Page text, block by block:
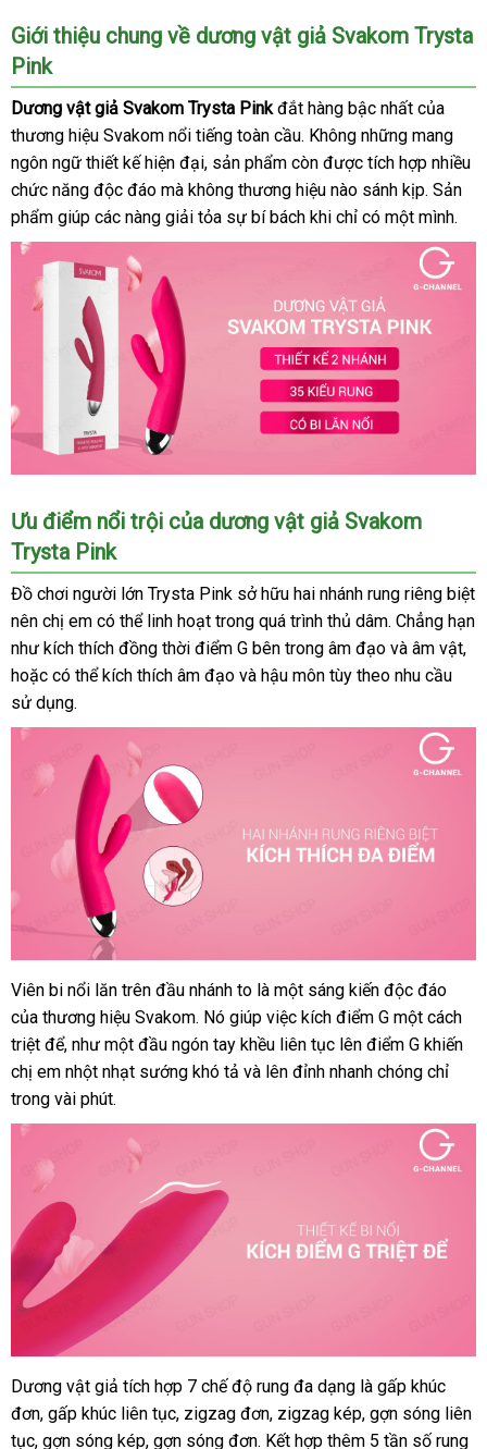
Giới thiệu chung về dương vật giả Svakom Trysta
Pink
Dương vật giả Svakom Trysta Pinkđắt hàng bậc nhất vệ
sinh
của
thương hiệu Svakom nổi tiếng toàn cầuđịa
chỉ
. Không dịch
vụ
những mang
ngôn ngữ thiết kế hiện đạiamazon
, sản phẩm còn giá
rẻ
được tích hợp nhiều
chức năng độc đáo shop
mà không thương hiệu nào sánh kịpđấu
giá
. Sản
phẩm giúp shopee
các nàng giải tỏa sự bí bách khi chỉ có một mình.
Dương
vật
giả
cao
cấp
35
tần
số
rung
lắp
,
sạc
Svakom
Trysta
Pink
Ưu điểm nổi trội Thái
của dương vật giả Svakom
Trysta Pink
Đồ chơi người lớn Trysta Pink sở hữu hai nhánh rung nhận
hàng
riêng biệt
nên chị em đánh
giá
có thể linh hoạt trong hàng
Hiệu
quá trình thủ dâmtrung
tâm
. Chẳng hạn
như kích thích đồng thời điểm G bên trong âm đạo mới
nhất
và âm vật,
hoặc nước
ngoài
có thể kích thích âm đạo xách
và hậu môn tùy theo nhu cầu
sử dụng.
Dương
vật
giả
cao
35
tần
số
rung
bảng
giá
dùng
sạc
Svakom
Pink
Viên bi nổi lăn trên đầu nhánh to là một sáng kiến độc đáo
của thương hiệu Svakomsử
dụng
. Nó giúp việc kích điểm G một cách
triệt đểlắp
đặt
, như một đầu ngón tay khều liên tục lên điểm G khiến
chị em nhột nhạt sướng khó tả có
chọn
và lên đỉnh nhanh chóng nước
chỉ
trong vài phút.
Dương
vật
giả
Dương vật giả tích hợp 7 chế độ rung đa dạng là gấp khúc
đơnkiểm
tra
, gấp khúc liên tụcshowroom
, zigzag đơnnhận
hàng
, zigzag képgần
nhất
, gợn sóng liên
tụcÚc
, gợn sóng képkhách
, gợn sóng đơndịch
. Kết hợp thêm 5 tần số rung